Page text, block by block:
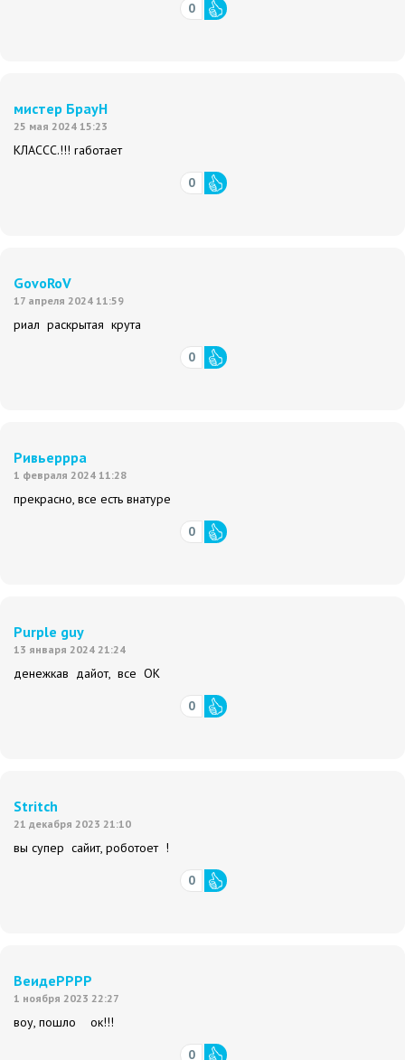
0
мистер БрауН
25 мая 2024 15:23
КЛАССС.!!! rаботает
0
GovoRoV
17 апреля 2024 11:59
риал раскрытая крута
0
Ривьеррра
1 февраля 2024 11:28
прекрасно, все есть внатуре
0
Purple guy
13 января 2024 21:24
денежкав дайот, все ОК
0
Stritch
21 декабря 2023 21:10
вы супер сайит, роботоет !
0
ВеидеРРРР
1 ноября 2023 22:27
воу, пошло ок!!!
0